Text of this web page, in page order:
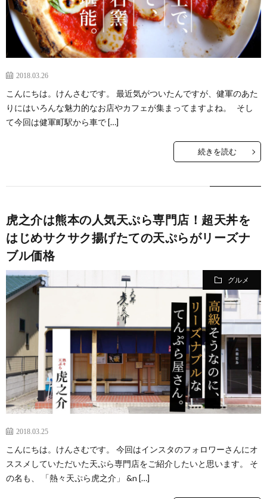
2018.03.26
こんにちは。けんさむです。 最近気がついたんですが、健軍のあた
りにはいろんな魅力的なお店やカフェが集まってますよね。 そし
て今回は健軍町駅から車で […]
続きを読む
虎之介は熊本の人気天ぷら専門店！超天丼を
はじめサクサク揚げたての天ぷらがリーズナ
ブル価格
グルメ
2018.03.25
こんにちは。けんさむです。 今回はインスタのフォロワーさんにオ
ススメしていただいた天ぷら専門店をご紹介したいと思います。 そ
の名も、 「熱々天ぷら虎之介」 &n […]